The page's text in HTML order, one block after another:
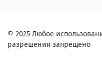
© 2025 Любое
разрешения запрещено